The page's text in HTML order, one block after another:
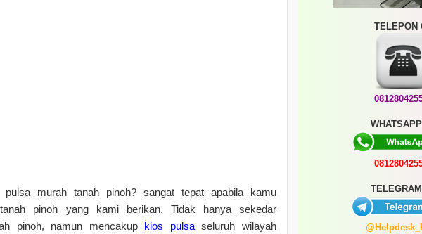
murah tanah pinoh? sangat tepat apabila kamu
pinoh yang kami berikan. Tidak hanya sekedar
pinoh, namun mencakup kios pulsaseluruh wilayah
TELEPON